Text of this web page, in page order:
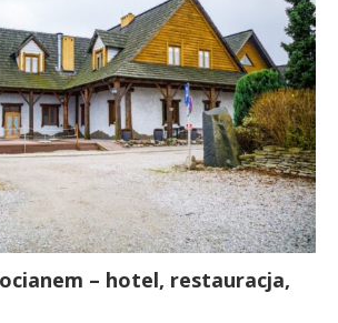
– hotel, restauracja,